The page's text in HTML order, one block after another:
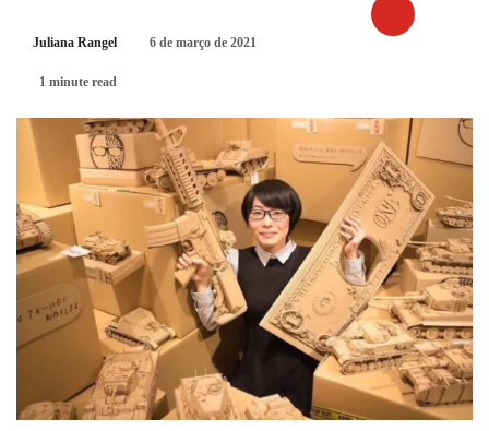
Juliana Rangel 6 de março de 2021
1 minute read